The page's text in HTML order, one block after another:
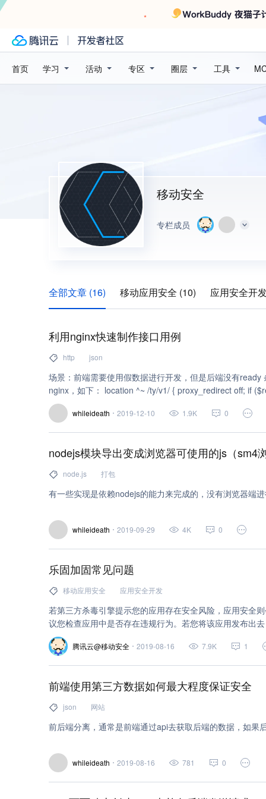
首页 学习 活动 专区 圈层 工具
移动安全
专栏成员
全部文章 (16) 移动应用安全 (10)
应用安全开
javascript (1)
node.js (1) 打包 (1)
http (1)
underscore (1)
利用nginx快速制作接口用例
http json
场景：前端需要使用假数据进行开发，但是后端没有
nginx，如下： location ^~ /ty/v1/ { proxy_redirect off; if ($request_uri = '/ty/v1/getkey'){ return 200
whileideath 2019-12-10 1.9K 0
nodejs模块导出变成浏览器可使用的js（sm4
node.js 打包
有一些实现是依赖nodejs的能力来完成的，没有浏览器端
whileideath 2019-09-29 4K 0
乐固加固常见问题
移动应用安全 应用安全开发
若第三方杀毒引擎提示您的应用存在安全风险，应用安全
议您检查应用中是否存在违规行为。若您将该应用发布出
用，加固能否成功并非最核心要素，因为渠道分发、用户
可能被各分发市场、用户手机上安装的安全软件采信。该
去，而非无法加固。
腾讯云@移动安全 2019-08-16 7.9K 1
前端使用第三方数据如何最大程度保证安全
json 网站
前后端分离，通常是前端通过api去获取后端的数据，如果
whileideath 2019-08-16 781 0